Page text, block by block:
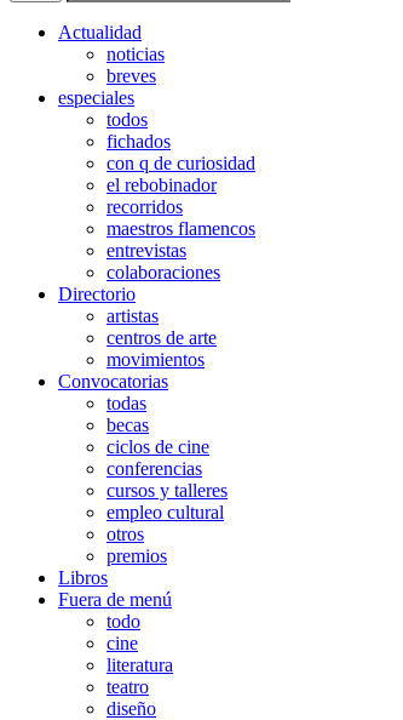
Actualidad
noticias
breves
especiales
todos
fichados
con q de curiosidad
el rebobinador
recorridos
maestros flamencos
entrevistas
colaboraciones
Directorio
artistas
centros de arte
movimientos
Convocatorias
todas
becas
ciclos de cine
conferencias
cursos y talleres
empleo cultural
otros
premios
Libros
Fuera de menú
todo
cine
literatura
teatro
diseño